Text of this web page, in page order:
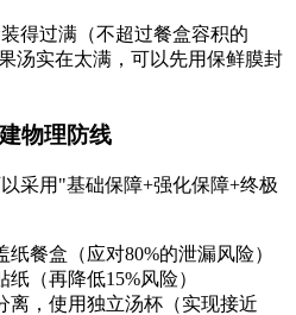
得过满（不超过餐盒容积的
汤实在太满，可以先用保鲜膜封
物理防线
采用"基础保障+强化保障+终极
餐盒（应对80%的泄漏风险）
（再降低15%风险）
离，使用独立汤杯（实现接近